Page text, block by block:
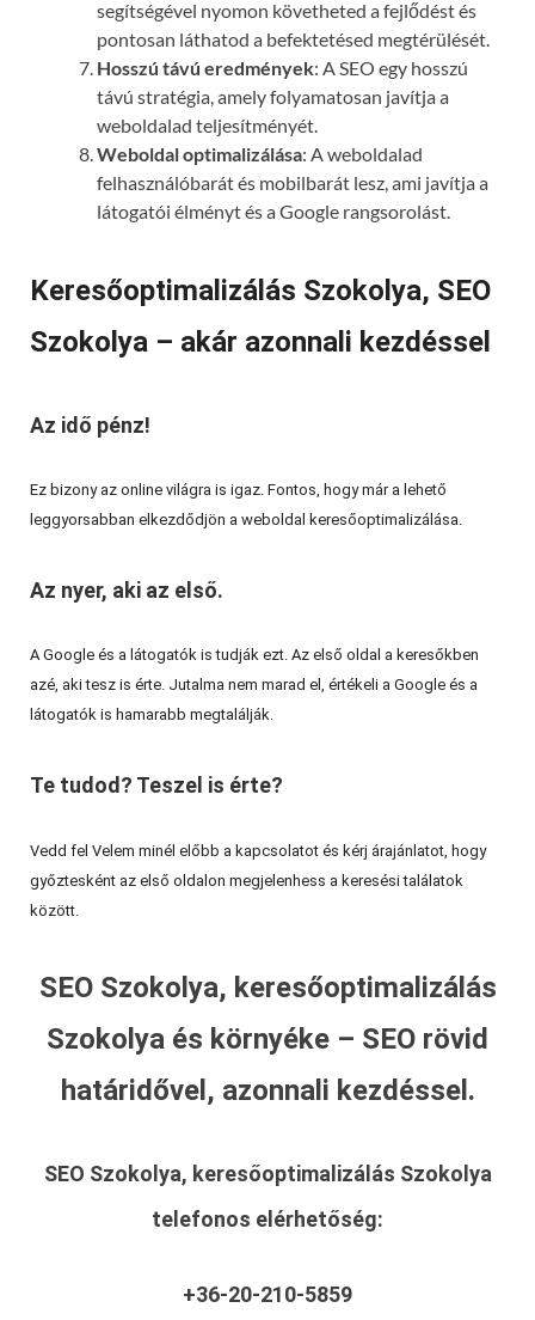
segítségével nyomon követheted a fejlődést és
pontosan láthatod a befektetésed megtérülését.
Hosszú távú eredmények: A SEO egy hosszú
távú stratégia, amely folyamatosan javítja a
weboldalad teljesítményét.
Weboldal optimalizálása: A weboldalad
felhasználóbarát és mobilbarát lesz, ami javítja a
látogatói élményt és a Google rangsorolást.
Keresőoptimalizálás Szokolya, SEO
Szokolya – akár azonnali kezdéssel
Az idő pénz!
Ez bizony az online világra is igaz. Fontos, hogy már a lehető
leggyorsabban elkezdődjön a weboldal keresőoptimalizálása.
Az nyer, aki az első.
A Google és a látogatók is tudják ezt. Az első oldal a keresőkben
azé, aki tesz is érte. Jutalma nem marad el, értékeli a Google és a
látogatók is hamarabb megtalálják.
Te tudod? Teszel is érte?
Vedd fel Velem minél előbb a kapcsolatot és kérj árajánlatot, hogy
győztesként az első oldalon megjelenhess a keresési találatok
között.
SEO Szokolya, keresőoptimalizálás
Szokolya és környéke – SEO rövid
határidővel, azonnali kezdéssel.
SEO Szokolya, keresőoptimalizálás Szokolya
telefonos elérhetőség:
+36-20-210-5859